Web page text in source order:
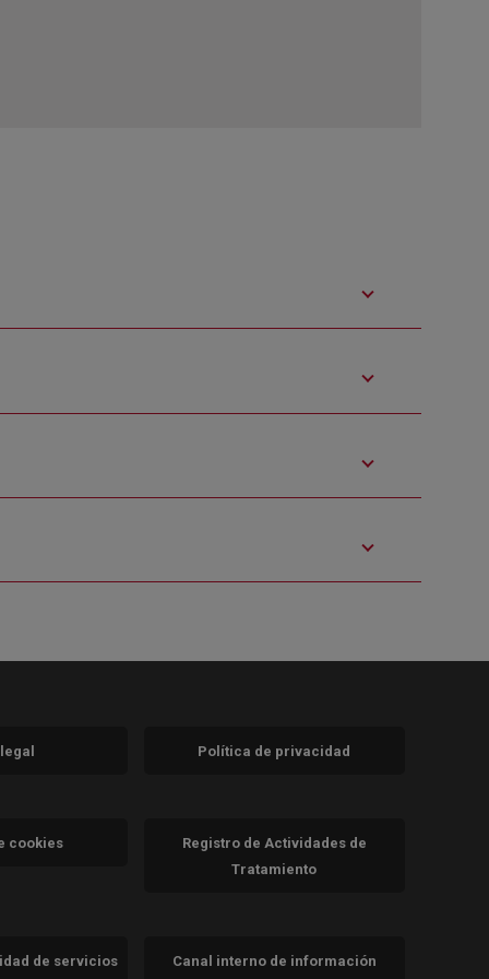
Política de privacidad
cookies
Registro de Actividades de
Tratamiento
de servicios Canal interno de información